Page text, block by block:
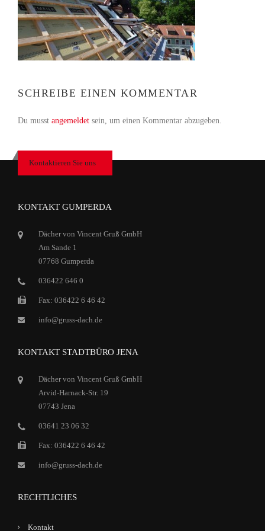
SCHREIBE EINEN KOMMENTAR
Du musst angemeldet sein, um einen Kommentar abzugeben.
Kontaktieren Sie uns
KONTAKT GUMPERDA
Dächer von Vincent Gruß GmbH
Am Sande 1
07768 Gumperda
036422 646 0
Fax: 036422 6 46 42
info@gruss-dach.de
KONTAKT STADTBÜRO JENA
Dächer von Vincent Gruß GmbH
Arvid-Harnack-Str. 19
07743 Jena
03641 23 06 32
Fax: 036422 6 46 42
info@gruss-dach.de
RECHTLICHES
Kontakt